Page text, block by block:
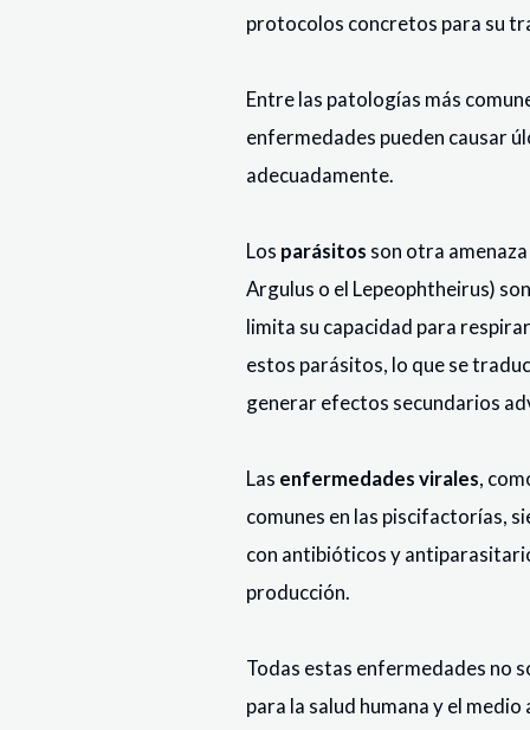
protocolos concretos para su
Entre las patologías más
enfermedades pueden causar
adecuadamente.
Los parásitos son otra
Argulus o el Lepeophtheirus)
limita su capacidad para
estos parásitos, lo que se
generar efectos secundarios
Las enfermedades virales,
comunes en las piscifactorías,
con antibióticos y
producción.
Todas estas enfermedades no
para la salud humana y el